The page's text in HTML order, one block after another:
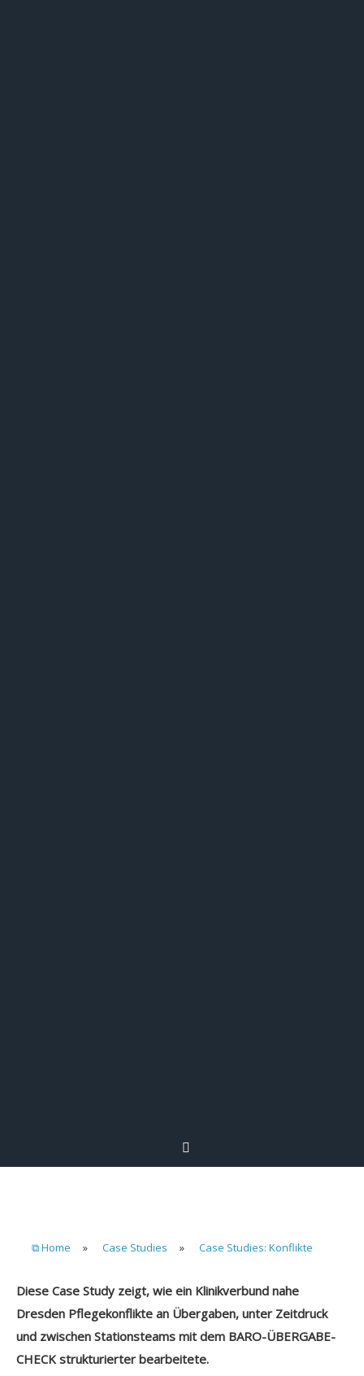
⧉ Home » Case Studies » Case Studies: Konflikte
Diese Case Study zeigt, wie ein Klinikverbund nahe
Dresden Pflegekonflikte an Übergaben, unter Zeitdruck
und zwischen Stationsteams mit dem BARO-ÜBERGABE-
CHECK strukturierter bearbeitete.